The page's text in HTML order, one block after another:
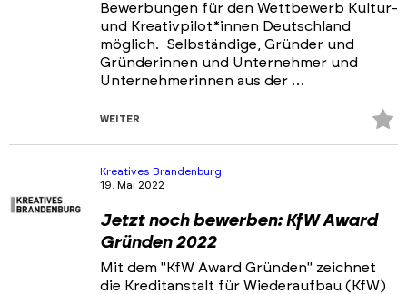
Bewerbungen für den Wettbewerb Kultur-
und Kreativpilot*innen Deutschland
möglich. Selbständige, Gründer und
Gründerinnen und Unternehmer und
Unternehmerinnen aus der …
WEITER
Kreatives Brandenburg
19. Mai 2022
Jetzt noch bewerben: KfW Award
Gründen 2022
Mit dem "KfW Award Gründen" zeichnet
die Kreditanstalt für Wiederaufbau (KfW)